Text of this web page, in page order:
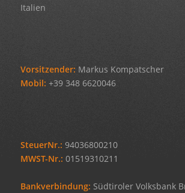
Italien
Vorsitzender: Markus Kompatscher
Mobil: +39 348 6620046
SteuerNr.: 94036800210
MWST-Nr.: 01519310211
Bankverbindung: Südtiroler Volksbank